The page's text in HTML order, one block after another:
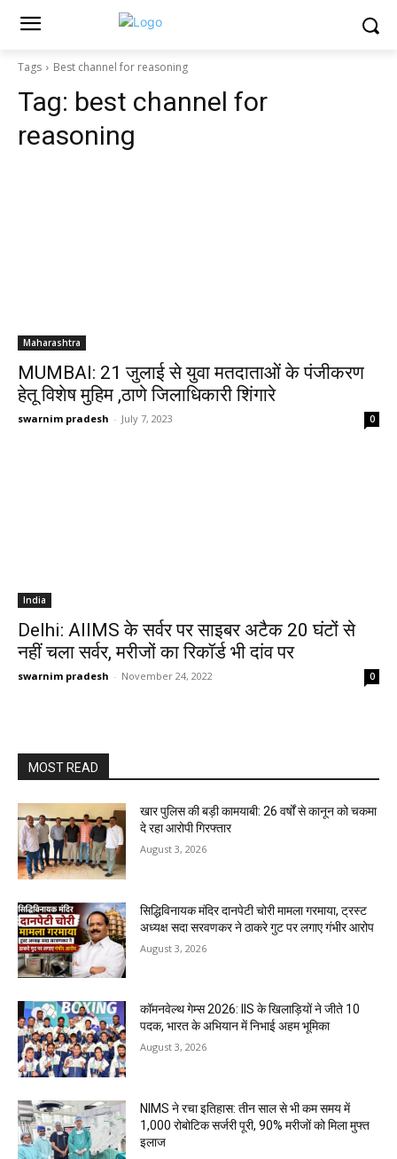
Tags Best channel for reasoning
Tag: best channel for
reasoning
Maharashtra
MUMBAI: 21 जुलाई से युवा मतदाताओं के पंजीकरण
हेतू विशेष मुहिम ,ठाणे जिलाधिकारी शिंगारे
swarnim pradesh - July 7, 2023 0
India
Delhi: AIIMS के सर्वर पर साइबर अटैक 20 घंटों से
नहीं चला सर्वर, मरीजों का रिकॉर्ड भी दांव पर
swarnim pradesh - November 24, 2022 0
MOST READ
खार पुलिस की बड़ी कामयाबी: 26 वर्षों से कानून को चकमा
दे रहा आरोपी गिरफ्तार
August 3, 2026
सिद्धिविनायक मंदिर दानपेटी चोरी मामला गरमाया, ट्रस्ट
अध्यक्ष सदा सरवणकर ने ठाकरे गुट पर लगाए गंभीर आरोप
August 3, 2026
कॉमनवेल्थ गेम्स 2026: IIS के खिलाड़ियों ने जीते 10
पदक, भारत के अभियान में निभाई अहम भूमिका
August 3, 2026
NIMS ने रचा इतिहास: तीन साल से भी कम समय में
1,000 रोबोटिक सर्जरी पूरी, 90% मरीजों को मिला मुफ्त
इलाज